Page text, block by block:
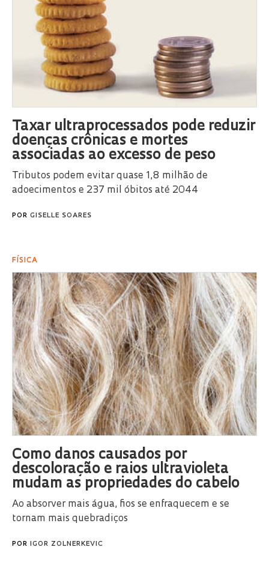
Taxar ultraprocessados pode reduzir
doenças crônicas e mortes
associadas ao excesso de peso
Tributos podem evitar quase 1,8 milhão de
adoecimentos e 237 mil óbitos até 2044
POR GISELLE SOARES
FÍSICA
Como danos causados por
descoloração e raios ultravioleta
mudam as propriedades do cabelo
Ao absorver mais água, fios se enfraquecem e se
tornam mais quebradiços
POR IGOR ZOLNERKEVIC